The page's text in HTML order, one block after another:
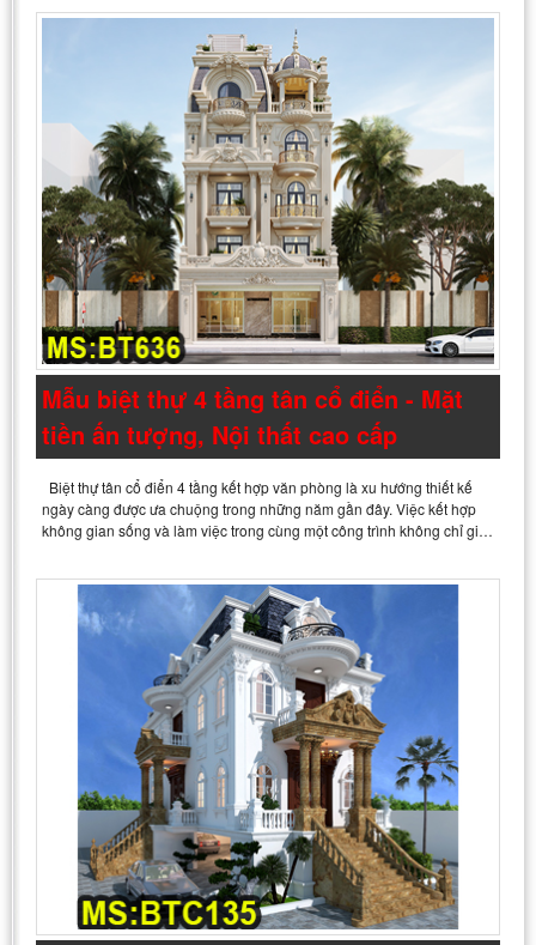
Mẫu biệt thự 4 tầng tân cổ điển - Mặt
tiền ấn tượng, Nội thất cao cấp
Biệt thự tân cổ điển 4 tầng kết hợp văn phòng là xu hướng thiết kế
ngày càng được ưa chuộng trong những năm gần đây. Việc kết hợp
không gian sống và làm việc trong cùng một công trình không chỉ gi…